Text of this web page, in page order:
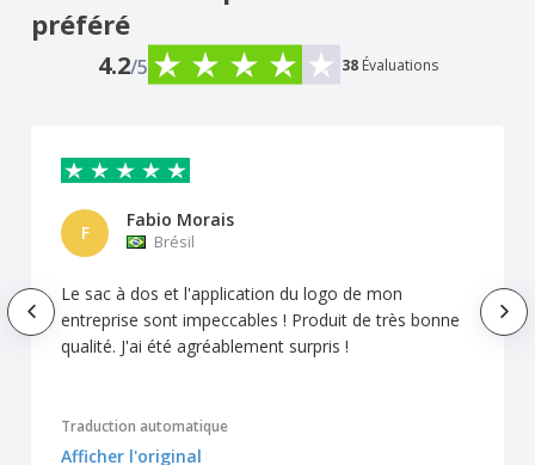
préféré
4.2/5 38 Évaluations
F
Fabio Morais
Brésil
Le sac à dos et l'application du logo de mon
entreprise sont impeccables ! Produit de très bonne
qualité. J'ai été agréablement surpris !
Traduction automatique
Afficher l'original